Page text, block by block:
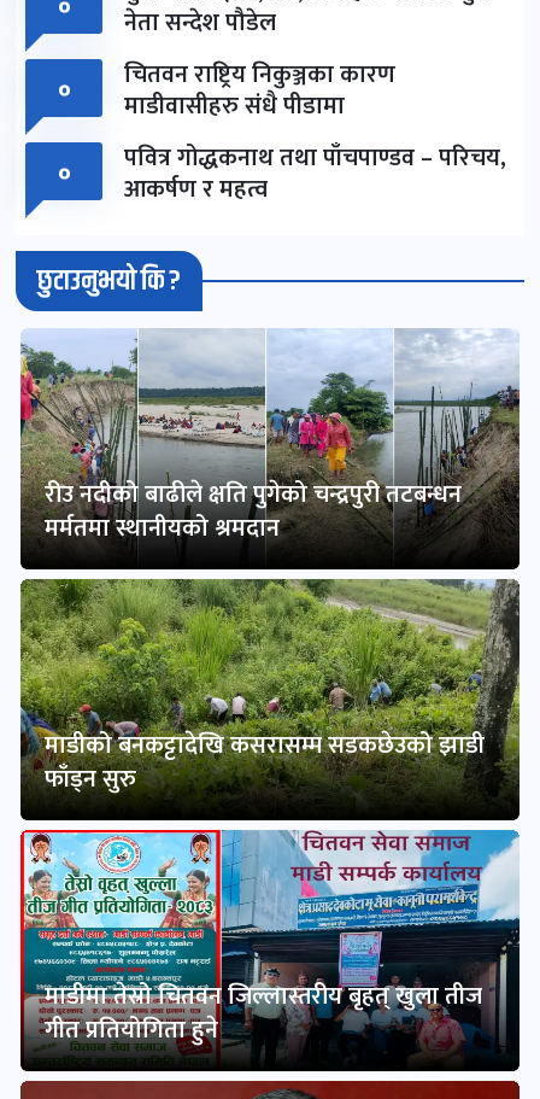
नेता सन्देश पौडेल
०
चितवन राष्ट्रिय निकुञ्जका कारण
माडीवासीहरु संधै पीडामा
०
पवित्र गोद्धकनाथ तथा पाँचपाण्डव – परिचय,
आकर्षण र महत्व
छुटाउनुभयो कि ?
रीउ नदीको बाढीले क्षति पुगेको चन्द्रपुरी तटबन्धन
मर्मतमा स्थानीयको श्रमदान
माडीको बनकट्टादेखि कसरासम्म सडकछेउको झाडी
फाँड्न सुरु
माडीमा तेस्रो चितवन जिल्लास्तरीय बृहत् खुला तीज
गीत प्रतियोगिता हुने